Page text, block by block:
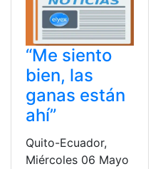
“Me siento
bien, las
ganas están
ahí”
Quito-Ecuador,
Miércoles 06 Mayo